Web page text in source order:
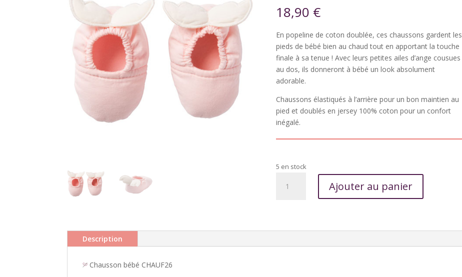
18,90 €
En popeline de coton doublée, ces chaussons gardent les
pieds de bébé bien au chaud tout en apportant la touche
finale à sa tenue ! Avec leurs petites ailes d’ange cousues
au dos, ils donneront à bébé un look absolument
adorable.
Chaussons élastiqués à l’arrière pour un bon maintien au
pied et doublés en jersey 100% coton pour un confort
inégalé.
5 en stock
/
Ajouter au panier
Description
Chausson bébé CHAUF26